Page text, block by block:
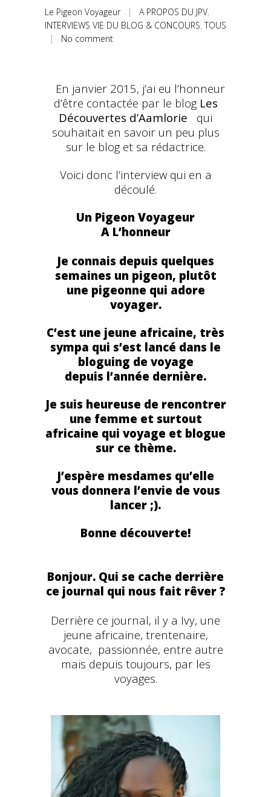
Le Pigeon Voyageur| A PROPOS DU JPV,
INTERVIEWS VIE DU BLOG & CONCOURS,TOUS
| No comment
En janvier 2015, j’ai eu l’honneur
d’être contactée par le blog Les
Découvertes d’Aamlorie
qui
souhaitait en savoir un peu plus
sur le blog et sa rédactrice.
Voici donc l’interview qui en a
découlé.
Un Pigeon Voyageur
A L’honneur
Je connais depuis quelques
semaines un pigeon, plutôt
une pigeonne qui adore
voyager.
C’est une jeune africaine, très
sympa qui s’est lancé dans le
bloguing de voyage
depuis l’année dernière.
Je suis heureuse de rencontrer
une femme et surtout
africaine qui voyage et blogue
sur ce thème.
J’espère mesdames qu’elle
vous donnera l’envie de vous
lancer ;).
Bonne découverte!
Bonjour. Qui se cache derrière
ce journal qui nous fait rêver ?
Derrière ce journal, il y a Ivy, une
jeune africaine, trentenaire,
avocate, passionnée, entre autre
mais depuis toujours, par les
voyages.